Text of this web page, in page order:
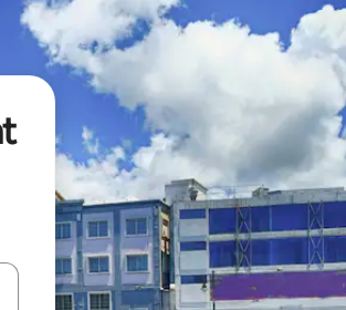
nach oben und unten oder erkunde